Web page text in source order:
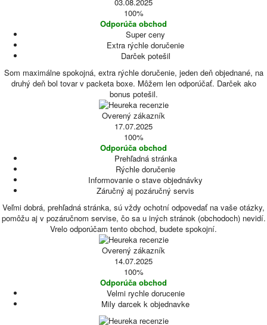
100%
Odporúča obchod
Super ceny
Extra rýchle doručenie
Darček potešil
Som maximálne spokojná, extra rýchle doručenie, jeden deň objednané, na
druhý deň bol tovar v packeta boxe. Môžem len odporúčať. Darček ako
bonus potešil.
Overený zákazník
17.07.2025
100%
Odporúča obchod
Prehľadná stránka
Rýchle doručenie
Informovanie o stave objednávky
Záručný aj pozáručný servis
Veľmi dobrá, prehľadná stránka, sú vždy ochotní odpovedať na vaše otázky,
pomôžu aj v pozáručnom servise, čo sa u iných stránok (obchodoch) nevidí.
Vrelo odporúčam tento obchod, budete spokojní.
Overený zákazník
14.07.2025
100%
Odporúča obchod
Velmi rychle dorucenie
Mily darcek k objednavke